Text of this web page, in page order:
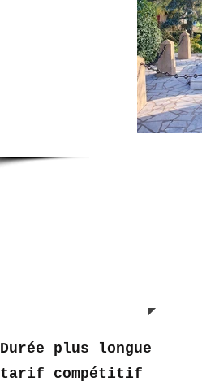
Durée plus longue
tarif compétitif